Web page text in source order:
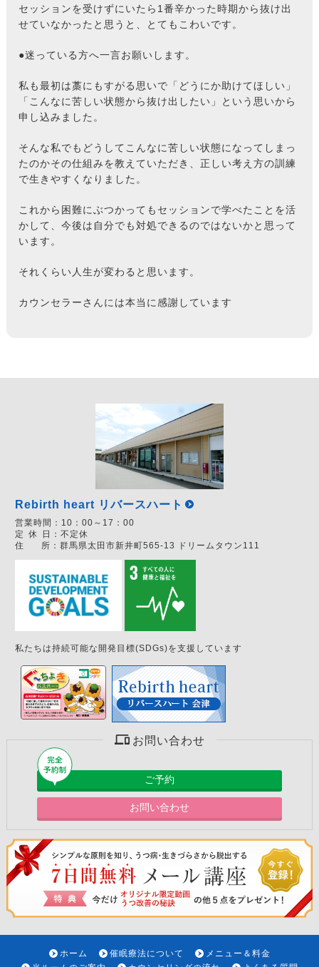
セッションを受けずにいたら1番辛かった時期から抜け出
せていなかったと思うと、とてもこわいです。
●迷っている方へ一言お願いします。
私も最初は藁にもすがる思いで「どうにか助けてほしい」
「こんなに苦しい状態から抜け出したい」という思いから
申し込みました。
そんな私でもどうしてこんなに苦しい状態になってしまっ
たのかその仕組みを教えていただき、正しい考え方の訓練
で生きやすくなりました。
これから困難にぶつかってもセッションで学べたことを活
かして、今後は自分でも対処できるのではないかと思って
います。
それくらい人生が変わると思います。
カウンセラーさんには本当に感謝しています
Rebirth heart リバースハート
営業時間： 10：00～17：00
定 休 日： 不定休
住
所： 群馬県太田市新井町565-13 ドリームタウン111
私たちは持続可能な開発目標(SDGs)を支援しています
お問い合わせ
ご予約
お問い合わせ
ホーム 催眠療法について
メニュー＆料金